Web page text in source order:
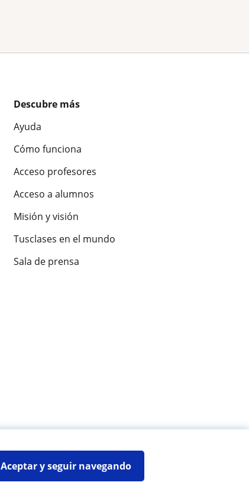
Aceptar y seguir navegando
Descubre más
Ayuda
Cómo funciona
Acceso profesores
Acceso a alumnos
Misión y visión
Tusclases en el mundo
Sala de prensa
Mapa web:Profesores particulares